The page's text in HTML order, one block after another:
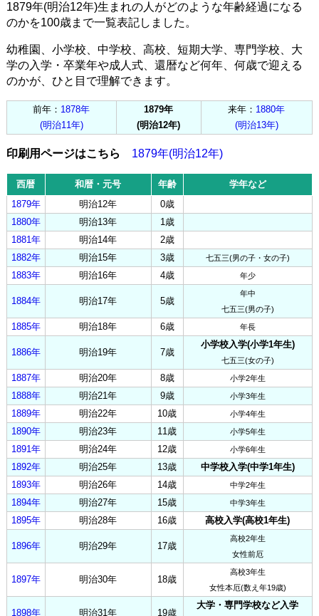
1879年(明治12年)生まれの人がどのような年齢経過になる
のかを100歳まで一覧表記しました。
幼稚園、小学校、中学校、高校、短期大学、専門学校、大
学の入学・卒業年や成人式、還暦など何年、何歳で迎える
のかが、ひと目で理解できます。
前年： 1878年
(明治11年)
1879年
(明治12年)
来年： 1880年
(明治13年)
印刷用ページはこちら 1879年(明治12年)
西暦 和暦・元号 年齢
学年など
1879年
明治12年
0歳
1880年
明治13年
1歳
1881年
明治14年
2歳
1882年
明治15年 3歳 七五三(男の子・女の子)
1883年 明治16年 4歳 年少
1884年 明治17年 5歳
年中
七五三(男の子)
1885年 明治18年 6歳 年長
1886年 明治19年 7歳
小学校入学(小学1年生)
七五三(女の子)
1887年 明治20年 8歳 小学2年生
1888年 明治21年 9歳 小学3年生
1889年 明治22年 10歳 小学4年生
1890年 明治23年 11歳 小学5年生
1891年 明治24年 12歳 小学6年生
1892年 明治25年 13歳
中学校入学(中学1年生)
1893年
明治26年 14歳 中学2年生
1894年 明治27年 15歳 中学3年生
1895年 明治28年 16歳 高校入学(高校1年生)
1896年 明治29年 17歳
高校2年生
女性前厄
1897年 明治30年 18歳
高校3年生
女性本厄(数え年19歳)
1898年 明治31年 19歳
大学・専門学校など入学